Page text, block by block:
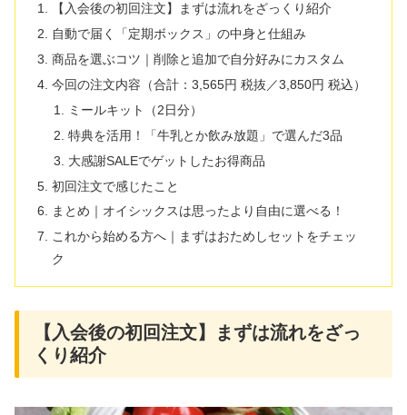
【入会後の初回注文】まずは流れをざっくり紹介
自動で届く「定期ボックス」の中身と仕組み
商品を選ぶコツ｜削除と追加で自分好みにカスタム
今回の注文内容（合計：3,565円 税抜／3,850円 税込）
ミールキット（2日分）
特典を活用！「牛乳とか飲み放題」で選んだ3品
大感謝SALEでゲットしたお得商品
初回注文で感じたこと
まとめ｜オイシックスは思ったより自由に選べる！
これから始める方へ｜まずはおためしセットをチェッ
ク
【入会後の初回注文】まずは流れをざっ
くり紹介